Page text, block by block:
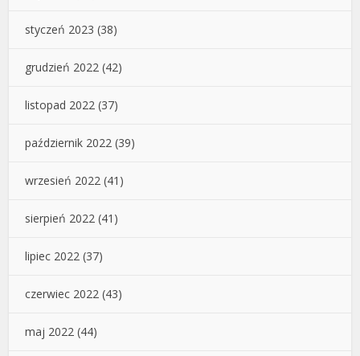
styczeń 2023 (38)
grudzień 2022 (42)
listopad 2022 (37)
październik 2022 (39)
wrzesień 2022 (41)
sierpień 2022 (41)
lipiec 2022 (37)
czerwiec 2022 (43)
maj 2022 (44)